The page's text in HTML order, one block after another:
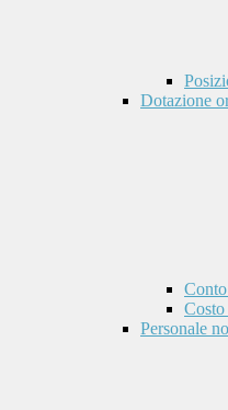
Dotazione
Costo
Personale